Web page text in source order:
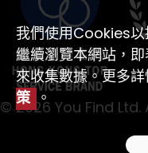
© 2026 You Find Ltd.
我們使用Cookies
繼續瀏覽本網站，
來收集數據。更多
策 。